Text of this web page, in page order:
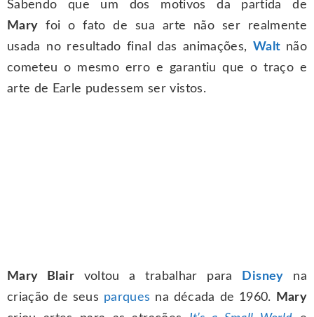
Sabendo que um dos motivos da partida de
Mary foi o fato de sua arte não ser realmente
usada no resultado final das animações, Walt não
cometeu o mesmo erro e garantiu que o traço e
arte de Earle pudessem ser vistos.
Mary Blairvoltou a trabalhar para Disney na
criação de seus parques na década de 1960.
Mary